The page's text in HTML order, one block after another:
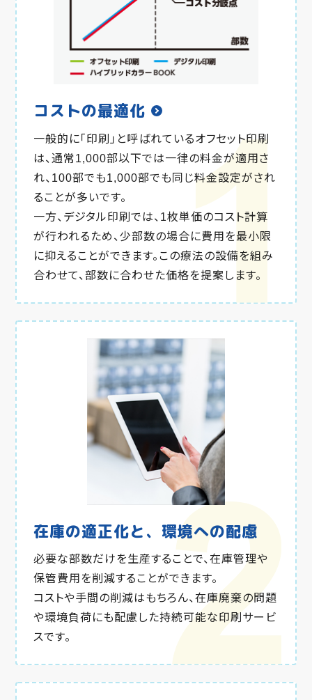
コストの最適化
一般的に「印刷」と呼ばれているオフセット印刷
は、通常1,000部以下では一律の料金が適用さ
れ、100部でも1,000部でも同じ料金設定がされ
ることが多いです。
一方、デジタル印刷では、1枚単価のコスト計算
が行われるため、少部数の場合に費用を最小限
に抑えることができます。この療法の設備を組み
合わせて、部数に合わせた価格を提案します。
在庫の適正化と、環境への配慮
必要な部数だけを生産することで、在庫管理や
保管費用を削減することができます。
コストや手間の削減はもちろん、在庫廃棄の問題
や環境負荷にも配慮した持続可能な印刷サービ
スです。